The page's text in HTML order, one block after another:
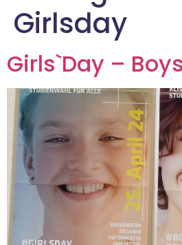
Girlsday
Girls`Day –